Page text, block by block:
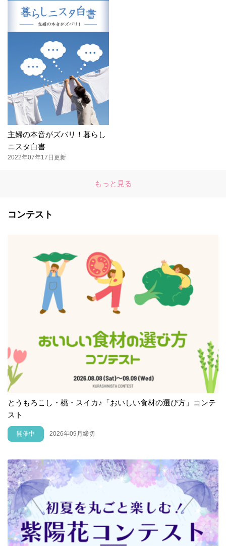
主婦の本音がズバリ！暮らし
ニスタ白書
2022年07年17日更新
もっと見る
コンテスト
とうもろこし・桃・スイカ♪「おいしい食材の選び方」コンテ
スト
開催中 2026年09月締切